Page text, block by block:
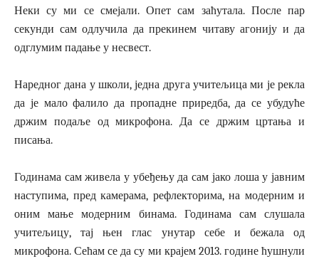
Неки су ми се смејали. Опет сам заћутала. После пар
секунди сам одлучила да прекинем читаву агонију и да
одглумим падање у несвест.
Наредног дана у школи, једна друга учитељица ми је рекла
да је мало фалило да пропадне приредба, да се убудуће
држим подаље од микрофона. Да се држим цртања и
писања.
Годинама сам живела у убеђењу да сам јако лоша у јавним
наступима, пред камерама, рефлекторима, на модерним и
оним мање модерним бинама. Годинама сам слушала
учитељицу, тај њен глас унутар себе и бежала од
микрофона. Сећам се да су ми крајем 2013. године ћушнули